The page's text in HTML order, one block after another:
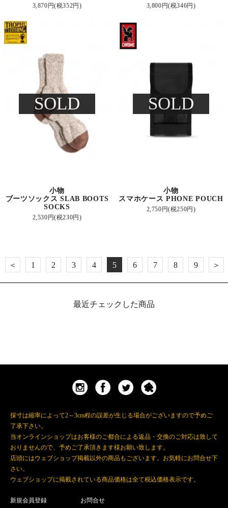
3,870円(税352円) 3,800円(税346円)
SOLD
小物
ブーツソックス SLAB BOOTS
SOCKS
2,530円(税230円)
SOLD
小物
スマホケース PHONE POUCH
2,750円(税250円)
＜ 1 2 3 4 5 6 7 8 9 ＞
最近チェックした商品
採寸は縮率によって2～3cm程の誤差が生じる場合がございますので予めご
了承下さい。
当オンラインショップはお客様のご都合による返品・交換のご対応は致して
おりませんので、予めご了承頂きます様お願い致します。
店頭にはウェブショップ掲載以外の商品もございます。お気軽にお問合せ下
さい。
ウェブショップに掲載されている商品価格は全て税込価格表示です。
新規会員登録
お問合せ